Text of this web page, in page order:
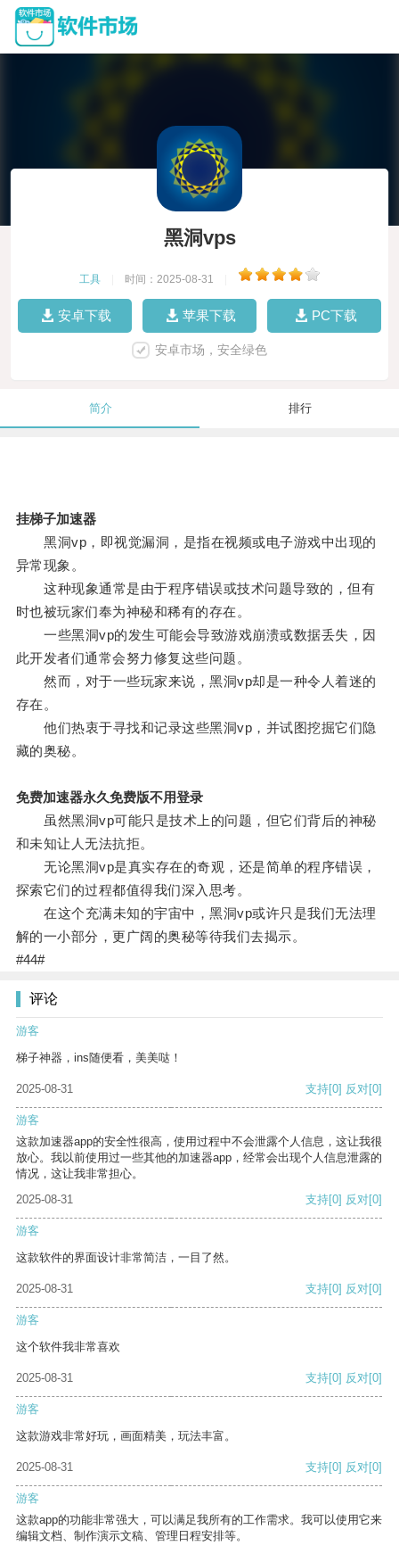
黑洞vps
工具 时间：2025-08-31
安卓下载 苹果下载 PC下载
安卓市场，安全绿色
简介 排行
挂梯子加速器
黑洞vp，即视觉漏洞，是指在视频或电子游戏中出现的
异常现象。
这种现象通常是由于程序错误或技术问题导致的，但有
时也被玩家们奉为神秘和稀有的存在。
一些黑洞vp的发生可能会导致游戏崩溃或数据丢失，因
此开发者们通常会努力修复这些问题。
然而，对于一些玩家来说，黑洞vp却是一种令人着迷的
存在。
他们热衷于寻找和记录这些黑洞vp，并试图挖掘它们隐
藏的奥秘。
免费加速器永久免费版不用登录
虽然黑洞vp可能只是技术上的问题，但它们背后的神秘
和未知让人无法抗拒。
无论黑洞vp是真实存在的奇观，还是简单的程序错误，
探索它们的过程都值得我们深入思考。
在这个充满未知的宇宙中，黑洞vp或许只是我们无法理
解的一小部分，更广阔的奥秘等待我们去揭示。
#44#
评论
游客
梯子神器，ins随便看，美美哒！
2025-08-31 支持[0] 反对[0]
游客
这款加速器app的安全性很高，使用过程中不会泄露个人信息，这让我很
放心。我以前使用过一些其他的加速器app，经常会出现个人信息泄露的
情况，这让我非常担心。
2025-08-31
支持[0] 反对[0]
游客
这款软件的界面设计非常简洁，一目了然。
2025-08-31 支持[0] 反对[0]
游客
这个软件我非常喜欢
2025-08-31 支持[0] 反对[0]
游客
这款游戏非常好玩，画面精美，玩法丰富。
2025-08-31 支持[0] 反对[0]
游客
这款app的功能非常强大，可以满足我所有的工作需求。我可以使用它来
编辑文档、制作演示文稿、管理日程安排等。